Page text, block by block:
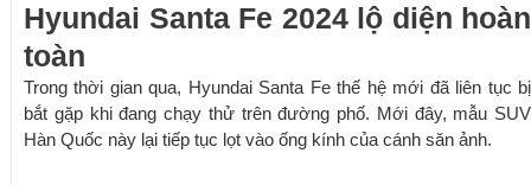
Hyundai Santa Fe 2024 lộ diện hoàn
toàn
Trong thời gian qua, Hyundai Santa Fe thế hệ mới đã liên tục bị
bắt gặp khi đang chạy thử trên đường phố. Mới đây, mẫu SUV
Hàn Quốc này lại tiếp tục lọt vào ống kính của cánh săn ảnh.